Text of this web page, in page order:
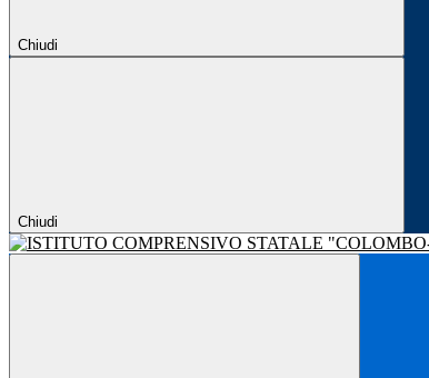
Chiudi
Chiudi